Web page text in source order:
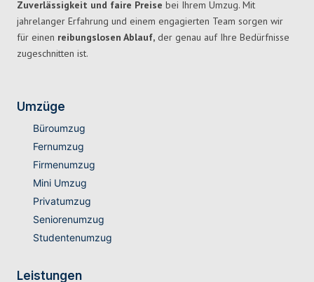
Zuverlässigkeit und faire Preise bei Ihrem Umzug. Mit
jahrelanger Erfahrung und einem engagierten Team sorgen wir
für einen reibungslosen Ablauf, der genau auf Ihre Bedürfnisse
zugeschnitten ist.
Umzüge
Büroumzug
Fernumzug
Firmenumzug
Mini Umzug
Privatumzug
Seniorenumzug
Studentenumzug
Leistungen